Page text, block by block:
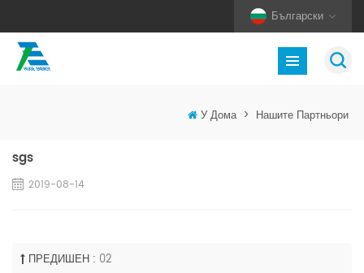
Български
У Дома > Нашите Партньори
sgs
2019-08-14
ПРЕДИШЕН : 02